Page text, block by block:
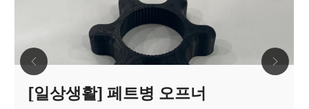
[일상생활] 페트병 오프너